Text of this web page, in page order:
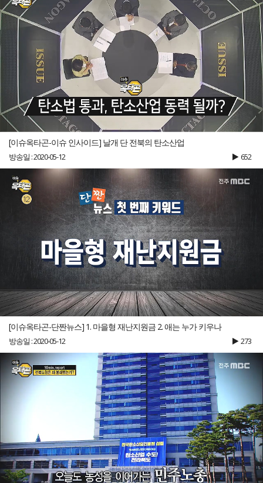
[이슈옥타곤-이슈 인사이드] 날개 단 전북의 탄소산업
방송일 : 2020-05-12 652
[이슈옥타곤-단짠뉴스] 1. 마을형 재난지원금 2. 애는 누가 키우나
방송일 : 2020-05-12 273